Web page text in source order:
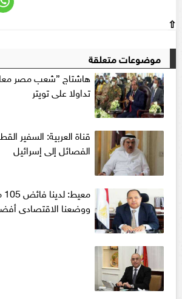
⇧
موضوعات متعلقة
هاشتاج ”شعب مصر
تداولا على تويتر
قناة العربية: السفير
الفصائل إلى إسرائيل
ووضعنا الاقتصادى